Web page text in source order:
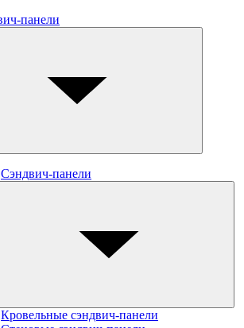
панели
Сэндвич-панели
Кровельные сэндвич-панели